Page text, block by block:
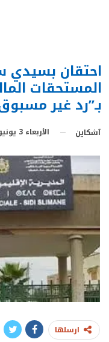
احتقان بسيدي
المستحقات
بـ”رد غير
آشكاين الأربعاء 3 يونيو 2026 - 8:30
ارسلها